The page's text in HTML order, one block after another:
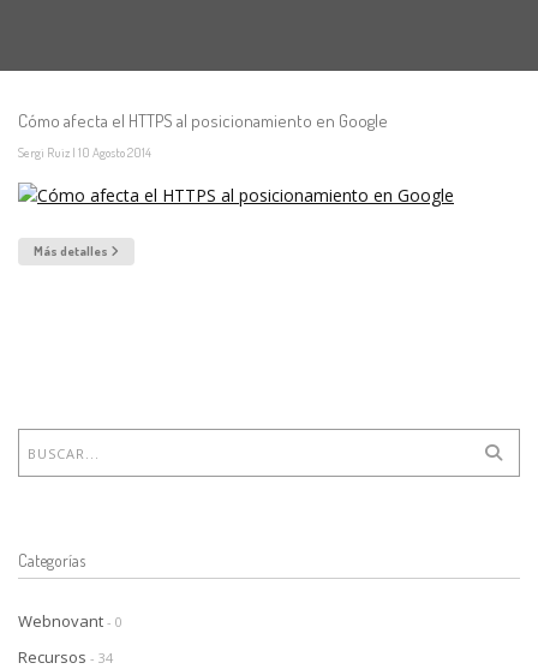
Cómo afecta el HTTPS al posicionamiento en Google
Sergi Ruiz | 10 Agosto2014
Más detalles
Categorías
Webnovant - 0
Recursos - 34